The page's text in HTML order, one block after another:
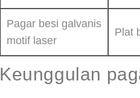
Pagar besi galvanis
motif laser
Plat
Keunggulan